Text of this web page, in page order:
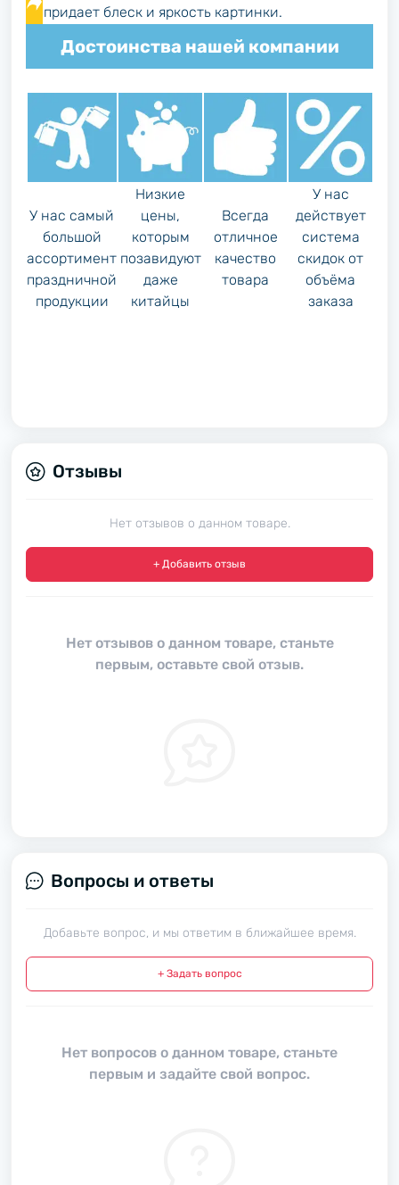
придает блеск и яркость картинки.
Достоинства нашей компании
У нас самый
большой
ассортимент
праздничной
продукции
Низкие
цены,
которым
позавидуют
даже
китайцы
Всегда
отличное
качество
товара
У нас
действует
система
скидок от
объёма
заказа
Отзывы
Нет отзывов о данном товаре.
+ Добавить отзыв
Нет отзывов о данном товаре, станьте
первым, оставьте свой отзыв.
Вопросы и ответы
Добавьте вопрос, и мы ответим в ближайшее время.
+ Задать вопрос
Нет вопросов о данном товаре, станьте
первым и задайте свой вопрос.